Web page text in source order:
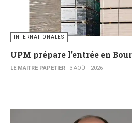
INTERNATIONALES
UPM prépare l’entrée en
LE MAITRE PAPETIER 3 AOÛT 2026